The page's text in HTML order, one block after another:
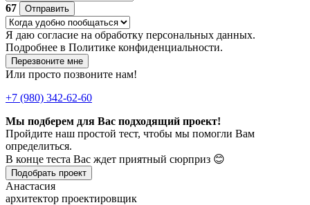
67
Отправить
Я даю согласие на обработку персональных данных.
Подробнее в Политике конфиденциальности.
Перезвоните мне
Или просто позвоните нам!
+7 (980) 342-62-60
Мы подберем для Вас подходящий проект!
Пройдите наш простой тест, чтобы мы помогли Вам
определиться.
В конце теста Вас ждет приятный сюрприз 😊
Подобрать проект
Анастасия
архитектор проектировщик